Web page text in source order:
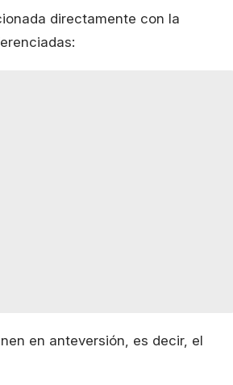
directamente con la
en anteversión, es decir, el